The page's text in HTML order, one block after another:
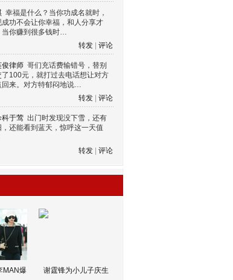
幸福是什么？当你功成名就时，
成功不会让你幸福，和人分享才
当你赚到很多钱时…
转发
评论
俊律师 哥们充话费输错号，替别
了100元，就打过去电话想让对方
回来。对方特郁闷地说…
转发
评论
科于莺 出门时发现没下雪，还有
，还能看到蓝天，惊呼这一天值
转发
评论
MAN爆 谢霆锋为小儿子庆生